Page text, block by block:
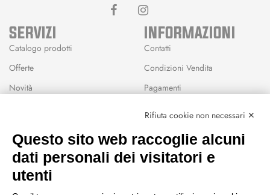
SERVIZI
Catalogo prodotti
Offerte
Novità
Wishlist
INFORMAZIONI
Contatti
Condizioni Vendita
Pagamenti
CEP GREEN
Rifiuta cookie non necessari ✕
Questo sito web raccoglie alcuni
dati personali dei visitatori e
utenti